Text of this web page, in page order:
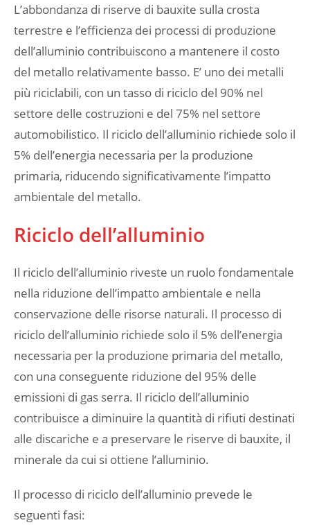
L’abbondanza di riserve di bauxite sulla crosta
terrestre e l’efficienza dei processi di produzione
dell’alluminio contribuiscono a mantenere il costo
del metallo relativamente basso. E’ uno dei metalli
più riciclabili, con un tasso di riciclo del 90% nel
settore delle costruzioni e del 75% nel settore
automobilistico. Il riciclo dell’alluminio richiede solo il
5% dell’energia necessaria per la produzione
primaria, riducendo significativamente l’impatto
ambientale del metallo.
Riciclo dell’alluminio
Il riciclo dell’alluminio riveste un ruolo fondamentale
nella riduzione dell’impatto ambientale e nella
conservazione delle risorse naturali. Il processo di
riciclo dell’alluminio richiede solo il 5% dell’energia
necessaria per la produzione primaria del metallo,
con una conseguente riduzione del 95% delle
emissioni di gas serra. Il riciclo dell’alluminio
contribuisce a diminuire la quantità di rifiuti destinati
alle discariche e a preservare le riserve di bauxite, il
minerale da cui si ottiene l’alluminio.
Il processo di riciclo dell’alluminio prevede le
seguenti fasi: